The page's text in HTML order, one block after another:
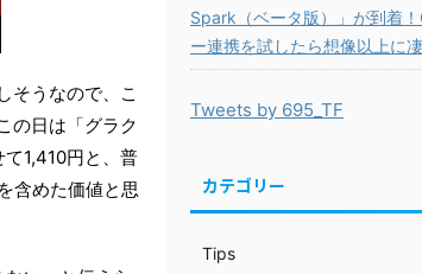
そうなので、こ
の日は「グラク
1,410円と、普
含めた価値と思
Spark（ベータ版）」が到着
ー連携を試したら想像以上に
Tweets by 695_TF
カテゴリー
Tips